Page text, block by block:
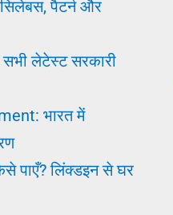
उपयोगपैटर्न और
लेटेस्ट सरकारी
भारत में
पाएँ? लिंक्डइन से घर